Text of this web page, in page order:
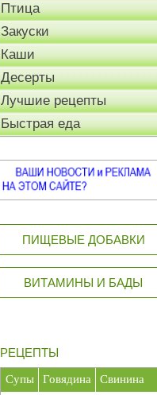
Птица
Закуски
Каши
Десерты
Лучшие рецепты
Быстрая еда
ПИЩЕВЫЕ ДОБАВКИ
ВИТАМИНЫ И БАДЫ
РЕЦЕПТЫ
Супы Говядина Свинина